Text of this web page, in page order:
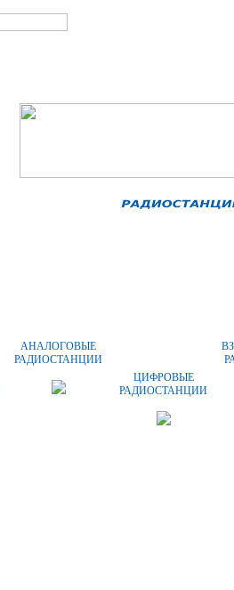
АНАЛОГОВЫЕ
РАДИОСТАНЦИИ
ЦИФРОВЫЕ
РАДИОСТАНЦИИ